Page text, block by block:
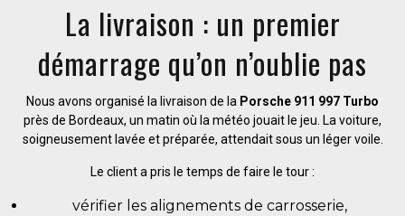
La livraison : un premier
démarrage qu’on n’oublie pas
Nous avons organisé la livraison de la Porsche 911 997 Turbo
près de Bordeaux, un matin où la météo jouait le jeu. La voiture,
soigneusement lavée et préparée, attendait sous un léger voile.
Le client a pris le temps de faire le tour :
vérifier les alignements de carrosserie,